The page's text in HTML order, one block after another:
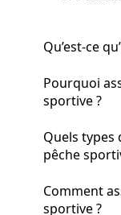
Qu’est-ce
Pourquoi
sportive ?
Quels types
pêche
Comment
sportive ?